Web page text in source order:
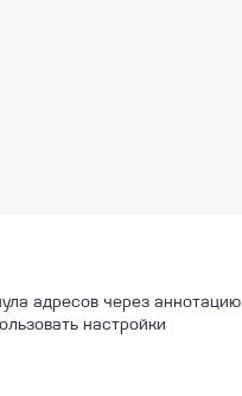
адресов через аннотацию
настройки